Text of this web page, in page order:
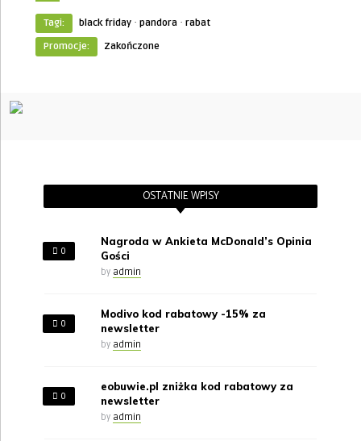
Tagi: black friday · pandora · rabat
Promocje:
Zakończone
OSTATNIE WPISY
0
Nagroda w Ankieta McDonald’s Opinia
Gości
by admin
0
Modivo kod rabatowy -15% za
newsletter
by admin
0
eobuwie.pl zniżka kod rabatowy za
newsletter
by admin